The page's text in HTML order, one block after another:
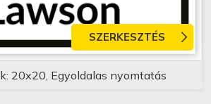
20x20, Egyoldalas nyomtatás
SZERKESZTÉS